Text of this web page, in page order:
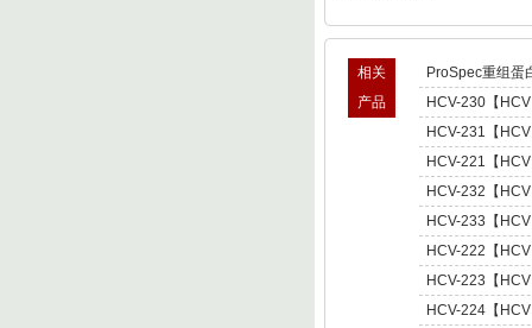
相关
产品
ProSpec重组蛋
HCV-230【
型肝炎病毒
Hepatitis C
HCV-231【
型肝炎病毒
Hepatitis C
HCV-221【
肝炎病毒NS5,
C Virus NS5
HCV-232【
型肝炎病毒
Hepatitis C
HCV-233【
型肝炎病毒
Hepatitis C
HCV-222【
肝炎病毒NS5,
C Virus NS5
HCV-223【
肝炎病毒NS5,
HCV-224【